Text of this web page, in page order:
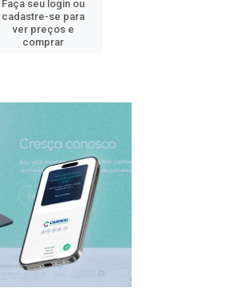
Faça seu login ou
cadastre-se para
ver preços e
comprar